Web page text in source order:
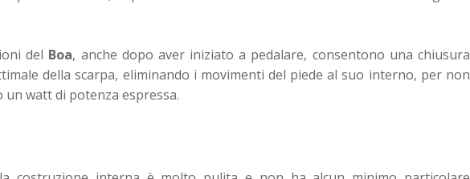
del Boa, anche dopo aver iniziato a pedalare, consentono una chiusura
della scarpa, eliminando i movimenti del piede al suo interno, per non
watt di potenza espressa.